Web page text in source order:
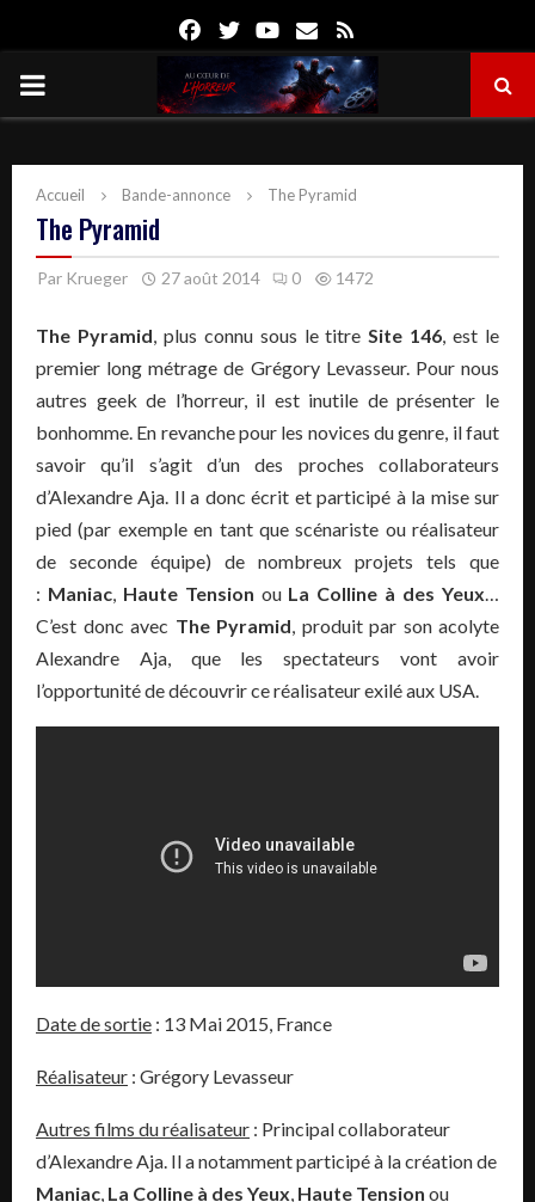
FacebookTwitterYoutube
Email
PRIMARY
Accueil Bande-annonce The Pyramid
The Pyramid
Par Krueger 27 août 2014 0 1472
The Pyramid, plus connu sous le titreSite 146, est le
premier long métrage de Grégory Levasseur. Pour nous
autres geek de l’horreur, il est inutile de présenter le
bonhomme. En revanche pour les novices du genre, il faut
savoir qu’il s’agit d’un des proches collaborateurs
d’Alexandre Aja. Il a donc écrit et participé à la mise sur
pied (par exemple en tant que scénariste ou réalisateur
de seconde équipe) de nombreux projets tels que
: Maniac, Haute Tension ouLa Colline à des Yeux…
C’est donc avec The Pyramid, produit par son acolyte
Alexandre Aja, que les spectateurs vont avoir
l’opportunité de découvrir ce réalisateur exilé aux USA.
Date de sortie : 13 Mai 2015, France
Réalisateur : Grégory Levasseur
Autres films du réalisateur : Principal collaborateur
d’Alexandre Aja. Il a notamment participé à la création de
Maniac, La Colline à des Yeux, Haute Tension ou